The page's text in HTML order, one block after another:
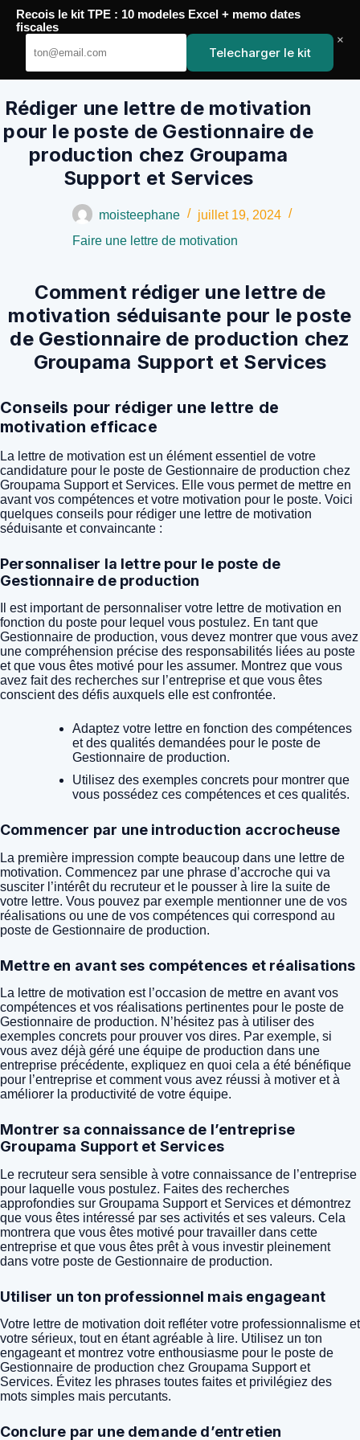
contenu
YoupiJobs
Rédiger une lettre de motivation
pour le poste de Gestionnaire de
production chez Groupama
Support et Services
moisteephane
juillet 19, 2024
Faire une lettre de motivation
Comment rédiger une lettre de
motivation séduisante pour le poste
de Gestionnaire de production chez
Groupama Support et Services
Conseils pour rédiger une lettre de
motivation efficace
La lettre de motivation est un élément essentiel de votre
candidature pour le poste de Gestionnaire de production chez
Groupama Support et Services. Elle vous permet de mettre en
avant vos compétences et votre motivation pour le poste. Voici
quelques conseils pour rédiger une lettre de motivation
séduisante et convaincante :
Personnaliser la lettre pour le poste de
Gestionnaire de production
Il est important de personnaliser votre lettre de motivation en
fonction du poste pour lequel vous postulez. En tant que
Gestionnaire de production, vous devez montrer que vous avez
une compréhension précise des responsabilités liées au poste
et que vous êtes motivé pour les assumer. Montrez que vous
avez fait des recherches sur l’entreprise et que vous êtes
conscient des défis auxquels elle est confrontée.
Adaptez votre lettre en fonction des compétences
et des qualités demandées pour le poste de
Gestionnaire de production.
Utilisez des exemples concrets pour montrer que
vous possédez ces compétences et ces qualités.
Commencer par une introduction accrocheuse
La première impression compte beaucoup dans une lettre de
motivation. Commencez par une phrase d’accroche qui va
susciter l’intérêt du recruteur et le pousser à lire la suite de
votre lettre. Vous pouvez par exemple mentionner une de vos
réalisations ou une de vos compétences qui correspond au
poste de Gestionnaire de production.
Mettre en avant ses compétences et réalisations
La lettre de motivation est l’occasion de mettre en avant vos
compétences et vos réalisations pertinentes pour le poste de
Gestionnaire de production. N’hésitez pas à utiliser des
exemples concrets pour prouver vos dires. Par exemple, si
vous avez déjà géré une équipe de production dans une
entreprise précédente, expliquez en quoi cela a été bénéfique
pour l’entreprise et comment vous avez réussi à motiver et à
améliorer la productivité de votre équipe.
Montrer sa connaissance de l’entreprise
Groupama Support et Services
Le recruteur sera sensible à votre connaissance de l’entreprise
pour laquelle vous postulez. Faites des recherches
approfondies sur Groupama Support et Services et démontrez
que vous êtes intéressé par ses activités et ses valeurs. Cela
montrera que vous êtes motivé pour travailler dans cette
entreprise et que vous êtes prêt à vous investir pleinement
dans votre poste de Gestionnaire de production.
Utiliser un ton professionnel mais engageant
Votre lettre de motivation doit refléter votre professionnalisme et
votre sérieux, tout en étant agréable à lire. Utilisez un ton
engageant et montrez votre enthousiasme pour le poste de
Gestionnaire de production chez Groupama Support et
Services. Évitez les phrases toutes faites et privilégiez des
mots simples mais percutants.
Conclure par une demande d’entretien
Recois le kit TPE : 10 modeles Excel + memo dates
fiscales
Telecharger le kit
×